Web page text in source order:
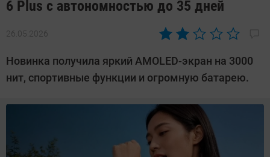
6 Plus с автономностью до 35 дней
26.05.2026
Автор:
Довлатова
Новинка получила яркий AMOLED-экран на 3000
нит, спортивные функции и огромную батарею.